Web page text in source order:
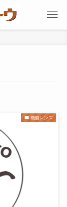
機能レンズ